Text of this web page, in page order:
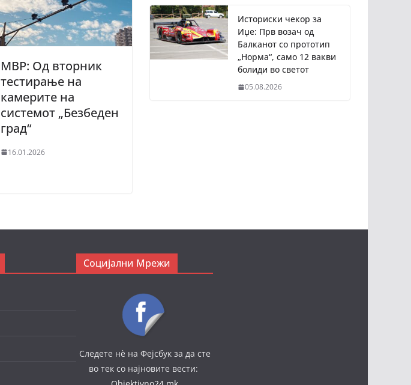
МВР: Од вторник
тестирање на
камерите на
системот „Безбеден
град“
16.01.2026
Историски чекор за
Иџе: Прв возач од
Балканот со прототип
„Норма“, само 12 вакви
болиди во светот
05.08.2026
Социјални Мрежи
Следете нè на Фејсбук за да сте
во тек со најновите вести: